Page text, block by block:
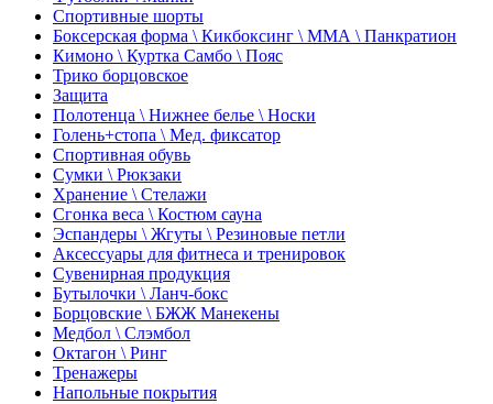
Спортивные шорты
Боксерская форма \ Кикбоксинг \ ММА \ Панкратион
Кимоно \ Куртка Самбо \ Пояс
Трико борцовское
Защита
Полотенца \ Нижнее белье \ Носки
Голень+стопа \ Мед. фиксатор
Спортивная обувь
Сумки \ Рюкзаки
Хранение \ Стелажи
Сгонка веса \ Костюм сауна
Эспандеры \ Жгуты \ Резиновые петли
Аксессуары для фитнеса и тренировок
Сувенирная продукция
Бутылочки \ Ланч-бокс
Борцовские \ БЖЖ Манекены
Медбол \ Слэмбол
Октагон \ Ринг
Тренажеры
Напольные покрытия